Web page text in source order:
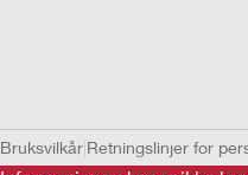
Bruksvilkår Retningslinjer for